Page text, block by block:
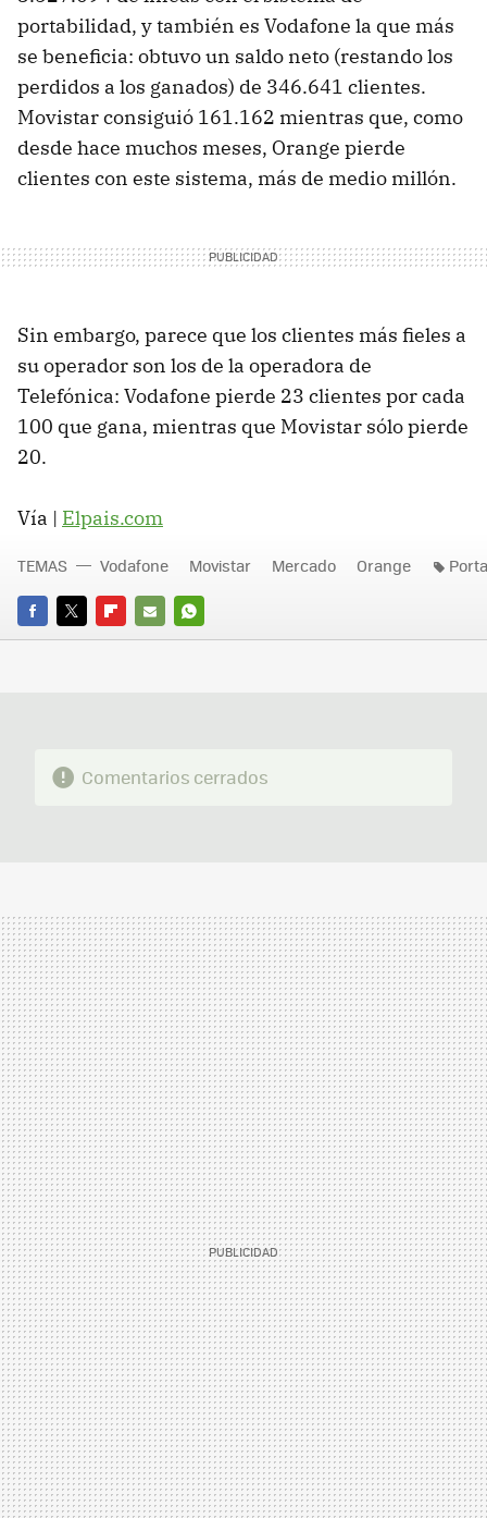
portabilidad, y también es Vodafone la que más
se beneficia: obtuvo un saldo neto (restando los
perdidos a los ganados) de 346.641 clientes.
Movistar consiguió 161.162 mientras que, como
desde hace muchos meses, Orange pierde
clientes con este sistema, más de medio millón.
Sin embargo, parece que los clientes más fieles a
su operador son los de la operadora de
Telefónica: Vodafone pierde 23 clientes por cada
100 que gana, mientras que Movistar sólo pierde
20.
Vía | Elpais.com
FACEBOOK
TWITTERFLIPBOARD
E-
WHATSAPP
TEMAS Vodafone Movistar Mercado Orange
Comentarios cerrados